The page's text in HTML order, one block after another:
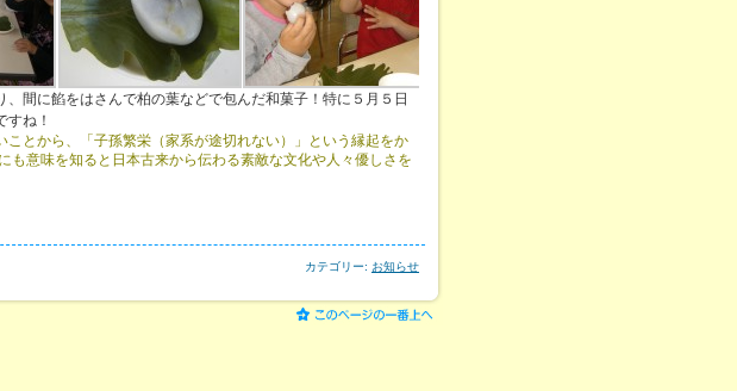
間に餡をはさんで柏の葉などで包んだ和菓子！特に５月５日
ね！
とから、「子孫繁栄（家系が途切れない）」という縁起をか
も意味を知ると日本古来から伝わる素敵な文化や人々優しさを
カテゴリー: お知らせ